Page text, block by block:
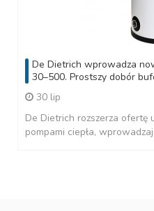
De Dietrich wprowadza
30–500. Prostszy dobór
30 lip
De Dietrich rozszerza ofertę
pompami ciepła,